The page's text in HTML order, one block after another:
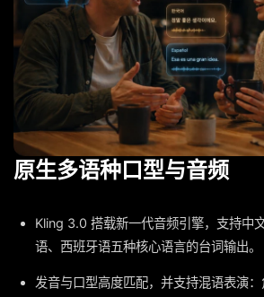
原生多语种口型与音频
Kling 3.0 搭载新一代音频引擎，支持中
语、西班牙语五种核心语言的台词输出。
发音与口型高度匹配，并支持混语表演